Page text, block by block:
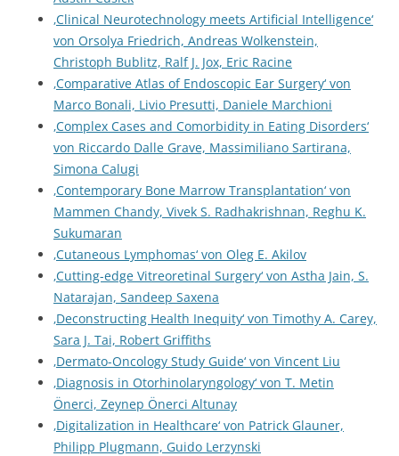
‚Clinical Neurotechnology meets Artificial Intelligence‘
von Orsolya Friedrich, Andreas Wolkenstein,
Christoph Bublitz, Ralf J. Jox, Eric Racine
‚Comparative Atlas of Endoscopic Ear Surgery‘ von
Marco Bonali, Livio Presutti, Daniele Marchioni
‚Complex Cases and Comorbidity in Eating Disorders‘
von Riccardo Dalle Grave, Massimiliano Sartirana,
Simona Calugi
‚Contemporary Bone Marrow Transplantation‘ von
Mammen Chandy, Vivek S. Radhakrishnan, Reghu K.
Sukumaran
‚Cutaneous Lymphomas‘ von Oleg E. Akilov
‚Cutting-edge Vitreoretinal Surgery‘ von Astha Jain, S.
Natarajan, Sandeep Saxena
‚Deconstructing Health Inequity‘ von Timothy A. Carey,
Sara J. Tai, Robert Griffiths
‚Dermato-Oncology Study Guide‘ von Vincent Liu
‚Diagnosis in Otorhinolaryngology‘ von T. Metin
Önerci, Zeynep Önerci Altunay
‚Digitalization in Healthcare‘ von Patrick Glauner,
Philipp Plugmann, Guido Lerzynski